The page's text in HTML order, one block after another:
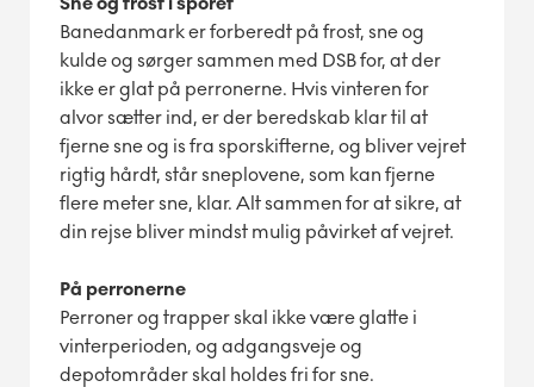
Banedanmark er forberedt på frost, sne og
kulde og sørger sammen med DSB for, at der
ikke er glat på perronerne. Hvis vinteren for
alvor sætter ind, er der beredskab klar til at
fjerne sne og is fra sporskifterne, og bliver vejret
rigtig hårdt, står sneplovene, som kan fjerne
flere meter sne, klar. Alt sammen for at sikre, at
din rejse bliver mindst mulig påvirket af vejret.
På perronerne
Perroner og trapper skal ikke være glatte i
vinterperioden, og adgangsveje og
depotområder skal holdes fri for sne.